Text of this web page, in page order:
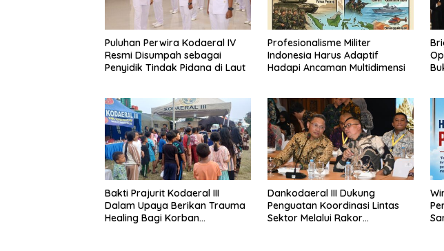
Puluhan Perwira Kodaeral IV
Resmi Disumpah sebagai
Penyidik Tindak Pidana di Laut
Profesionalisme Militer
Indonesia Harus Adaptif
Hadapi Ancaman Multidimensi
Bakti Prajurit Kodaeral III
Dalam Upaya Berikan Trauma
Healing Bagi Korban
Dankodaeral III Dukung
Penguatan Koordinasi Lintas
Sektor Melalui Rakor